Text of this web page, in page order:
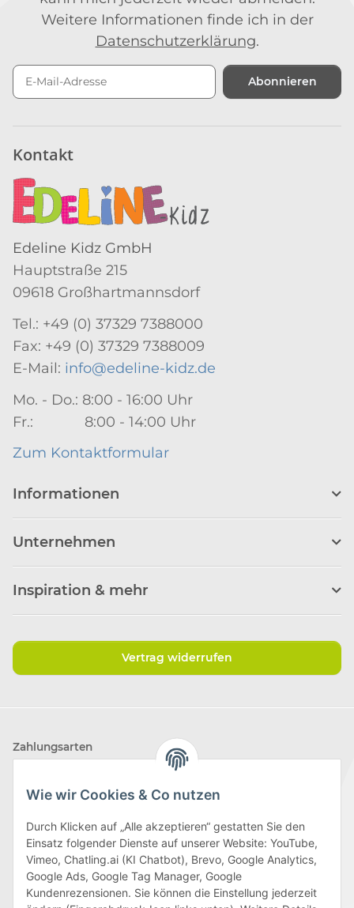
Wie wir Cookies & Co nutzen
Durch Klicken auf „Alle akzeptieren“ gestatten Sie den
Einsatz folgender Dienste auf unserer Website: YouTube,
Vimeo, Chatling.ai (KI Chatbot), Brevo, Google Analytics,
Google Ads, Google Tag Manager, Google
Kundenrezensionen. Sie können die Einstellung jederzeit
Weitere Informationen finde ich in der
Datenschutzerklärung.
Abonnieren
Kontakt
Edeline Kidz GmbH
Hauptstraße 215
09618 Großhartmannsdorf
Tel.: +49 (0) 37329 7388000
Fax: +49 (0) 37329 7388009
E-Mail: info@edeline-kidz.de
Mo. - Do.: 8:00 - 16:00 Uhr
Fr.: 8:00 - 14:00 Uhr
Zum Kontaktformular
Informationen
Unternehmen
Inspiration & mehr
Vertrag widerrufen
Zahlungsarten
Wir versenden mit